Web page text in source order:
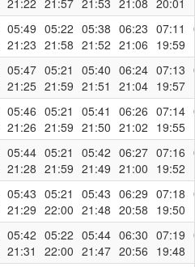
21:22 21:57 21:53 21:08 20:01
05:49
21:23
05:22
21:58
05:38
21:52
06:23
21:06
07:11
19:59
05:47
21:25
05:21
21:59
05:40
21:51
06:24
21:04
07:13
19:57
05:46
21:26
05:21
21:59
05:41
21:50
06:26
21:02
07:14
19:55
05:44
21:28
05:21
21:59
05:42
21:49
06:27
21:00
07:16
19:52
05:43
21:29
05:21
22:00
05:43
21:48
06:29
20:58
07:18
19:50
05:42
21:31
05:22
22:00
05:44
21:47
06:30
20:56
07:19
19:48